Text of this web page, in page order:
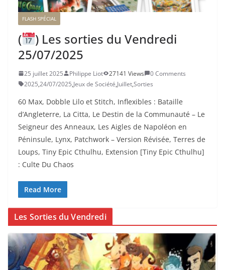
FLASH SPÉCIAL
(
) Les sorties du Vendredi
25/07/2025
25 juillet 2025 Philippe Liot 27141 Views
0 Comments
2025,24/07/2025,Jeux de Société,Juillet,Sorties
60 Max, Dobble Lilo et Stitch, Inflexibles : Bataille
d’Angleterre, La Citta, Le Destin de la Communauté – Le
Seigneur des Anneaux, Les Aigles de Napoléon en
Péninsule, Lynx, Patchwork – Version Révisée, Terres de
Loups, Tiny Epic Cthulhu, Extension [Tiny Epic Cthulhu]
: Culte Du Chaos
Read More
Les Sorties du Vendredi